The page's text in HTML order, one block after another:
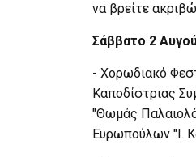
να βρείτε
Σάββατο 2
- Χορωδιακό
Καποδίστριας
"Θωμάς
Ευρωπούλων "Ι.